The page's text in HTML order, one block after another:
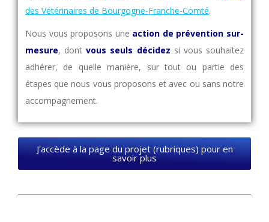
des Vétérinaires de Bourgogne-Franche-Comté.
Nous vous proposons une action de prévention sur-
mesure, dontvous seuls décidez si vous souhaitez
adhérer, de quelle manière, sur tout ou partie des
étapes que nous vous proposons et avec ou sans notre
accompagnement.
J'accède à la page du projet (rubriques) pour en
savoir plus